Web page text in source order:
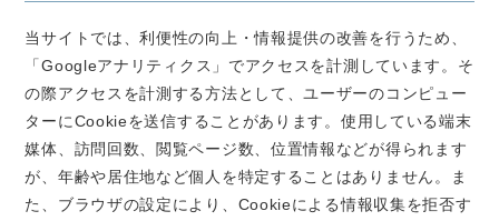
当サイトでは、利便性の向上・情報提供の改善を行うため、
「Googleアナリティクス」でアクセスを計測しています。そ
の際アクセスを計測する方法として、ユーザーのコンピュー
ターにCookieを送信することがあります。使用している端末
媒体、訪問回数、閲覧ページ数、位置情報などが得られます
が、年齢や居住地など個人を特定することはありません。ま
た、ブラウザの設定により、Cookieによる情報収集を拒否す